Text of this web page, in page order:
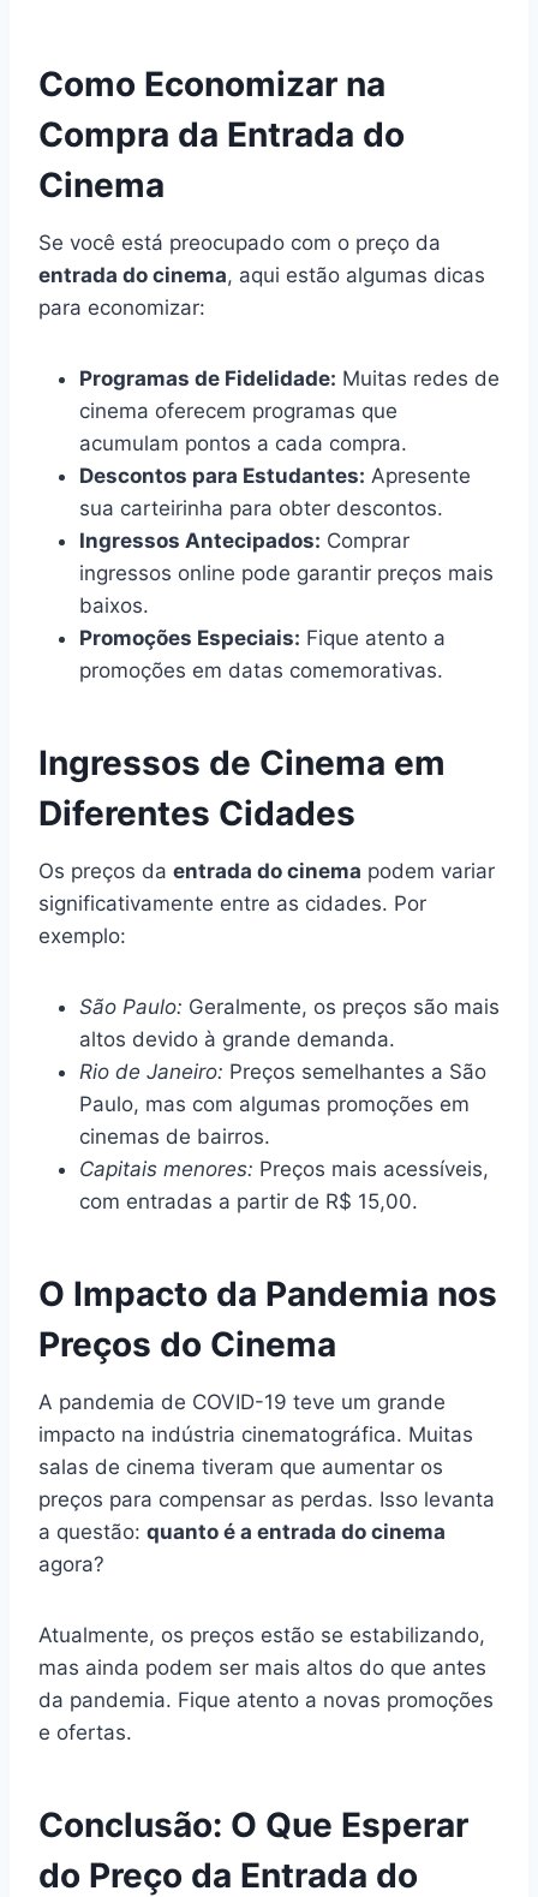
Como Economizar na
Compra da Entrada do
Cinema
Se você está preocupado com o preço da
entrada do cinema, aqui estão algumas dicas
para economizar:
Programas de Fidelidade: Muitas redes de
cinema oferecem programas que
acumulam pontos a cada compra.
Descontos para Estudantes: Apresente
sua carteirinha para obter descontos.
Ingressos Antecipados: Comprar
ingressos online pode garantir preços mais
baixos.
Promoções Especiais: Fique atento a
promoções em datas comemorativas.
Ingressos de Cinema em
Diferentes Cidades
Os preços da entrada do cinema podem variar
significativamente entre as cidades. Por
exemplo:
São Paulo: Geralmente, os preços são mais
altos devido à grande demanda.
Rio de Janeiro: Preços semelhantes a São
Paulo, mas com algumas promoções em
cinemas de bairros.
Capitais menores: Preços mais acessíveis,
com entradas a partir de R$ 15,00.
O Impacto da Pandemia nos
Preços do Cinema
A pandemia de COVID-19 teve um grande
impacto na indústria cinematográfica. Muitas
salas de cinema tiveram que aumentar os
preços para compensar as perdas. Isso levanta
a questão: quanto é a entrada do cinema
agora?
Atualmente, os preços estão se estabilizando,
mas ainda podem ser mais altos do que antes
da pandemia. Fique atento a novas promoções
e ofertas.
Conclusão: O Que Esperar
do Preço da Entrada do